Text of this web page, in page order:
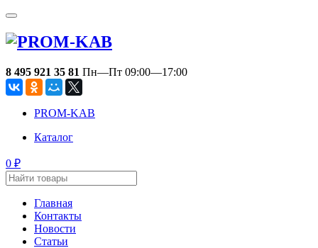
8 495 921 35 81 Пн—Пт 09:00—17:00
PROM-KAB
Каталог
0 ₽
Главная
Контакты
Новости
Статьи